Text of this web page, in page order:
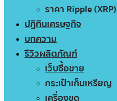
ราคา Ripple (XRP)
ปฏิทินเศรษฐกิจ
บทความ
รีวิวผลิตภัณฑ์
เว็บซื้อขาย
กระเป๋าเก็บเหรียญ